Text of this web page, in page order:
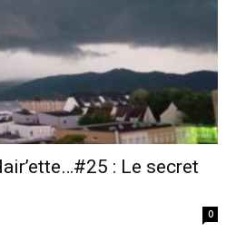
voix
: Le secret
0